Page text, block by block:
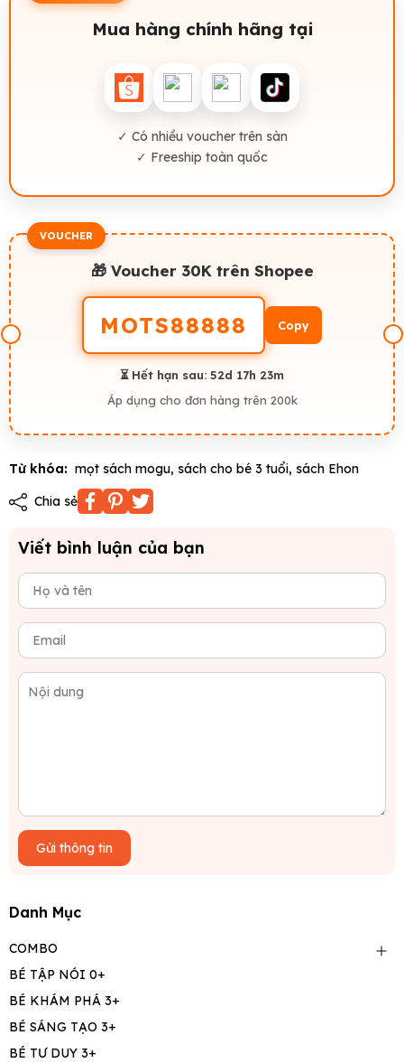
Mua hàng chính hãng tại
✓ Có nhiều voucher trên sàn
✓ Freeship toàn quốc
VOUCHER
🎁 Voucher 30K trên Shopee
MOTS88888 Copy
⏳ Hết hạn sau: 52d 17h 23m
Áp dụng cho đơn hàng trên 200k
Từ khóa: mọt sách mogu, sách cho bé 3 tuổi, sách Ehon
Chia sẻ
Viết bình luận của bạn
Gửi thông tin
Danh Mục
COMBO
BÉ TẬP NÓI 0+
BÉ KHÁM PHÁ 3+
BÉ SÁNG TẠO 3+
BÉ TƯ DUY 3+